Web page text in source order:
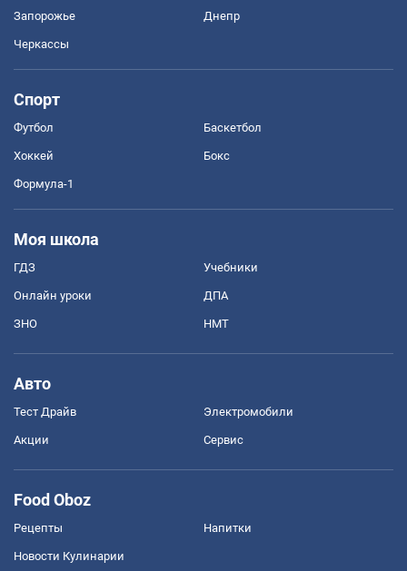
Запорожье Днепр
Черкассы
Спорт
Футбол Баскетбол
Хоккей Бокс
Формула-1
Моя школа
ГДЗ Учебники
Онлайн уроки ДПА
ЗНО НМТ
Авто
Тест Драйв Электромобили
Акции Сервис
Food Oboz
Рецепты Напитки
Новости Кулинарии